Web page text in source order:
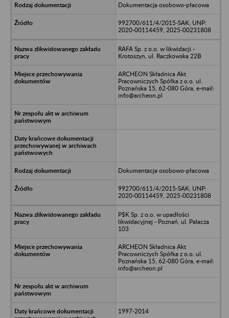
Dokumentacja osobowo-płacowa
992700/611/4/2015-SAK; UNP:
2020-00114459, 2025-00231808
RAFA Sp. z o.o. w likwidacji -
Krotoszyn, ul. Raczkowska 22B
ARCHEON Składnica Akt
Pracowniczych Spółka z o.o. ul.
Poznańska 15, 62-080 Góra, e-mail:
info@archeon.pl
Dokumentacja osobowo-płacowa
992700/611/4/2015-SAK; UNP:
2020-00114459, 2025-00231808
P$K Sp. z o.o. w upadłości
likwidacyjnej - Poznań, ul. Palacza
103
ARCHEON Składnica Akt
Pracowniczych Spółka z o.o. ul.
Poznańska 15, 62-080 Góra, e-mail:
info@archeon.pl
1997-2014